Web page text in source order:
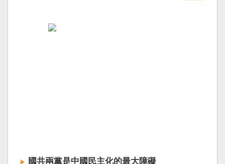
國共兩黨是中國民主化的最大障礙